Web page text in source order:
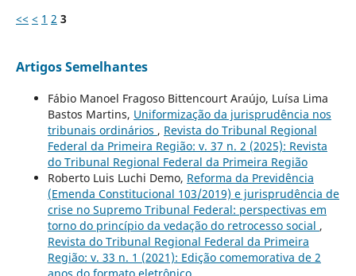
<< < 1 2 3
Artigos Semelhantes
Fábio Manoel Fragoso Bittencourt Araújo, Luísa Lima
Bastos Martins, Uniformização da jurisprudência nos
tribunais ordinários , Revista do Tribunal Regional
Federal da Primeira Região: v. 37 n. 2 (2025): Revista
do Tribunal Regional Federal da Primeira Região
Roberto Luis Luchi Demo, Reforma da Previdência
(Emenda Constitucional 103/2019) e jurisprudência de
crise no Supremo Tribunal Federal: perspectivas em
torno do princípio da vedação do retrocesso social ,
Revista do Tribunal Regional Federal da Primeira
Região: v. 33 n. 1 (2021): Edição comemorativa de 2